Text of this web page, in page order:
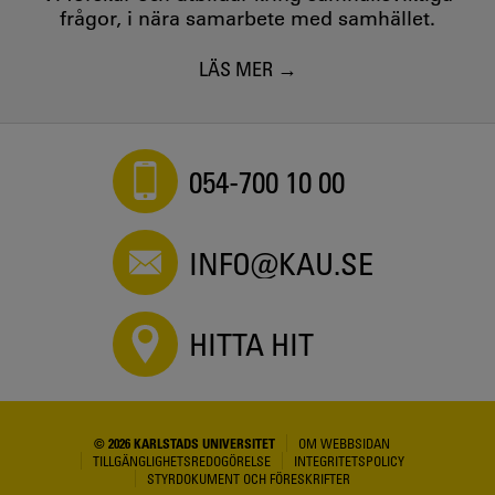
frågor, i nära samarbete med samhället.
LÄS MER
054-700 10 00
INFO@KAU.SE
HITTA HIT
© 2026 KARLSTADS UNIVERSITET
OM WEBBSIDAN
TILLGÄNGLIGHETSREDOGÖRELSE
INTEGRITETSPOLICY
STYRDOKUMENT OCH FÖRESKRIFTER